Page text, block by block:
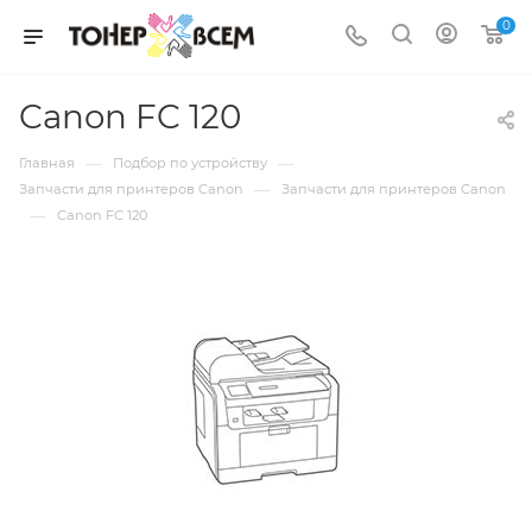
0
Canon FC 120
Главная — Подбор по устройству —
Запчасти для принтеров Canon — Запчасти для принтеров Canon
— Canon FC 120